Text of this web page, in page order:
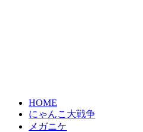
HOME
にゃんこ大戦争
メガニケ